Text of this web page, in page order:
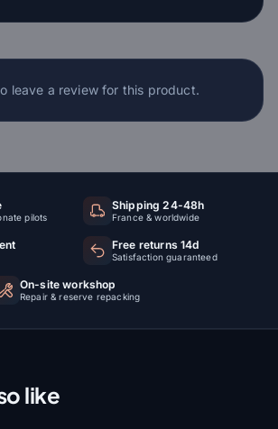
leave a review for this product.
pilots
Shipping 24-48h
France & worldwide
Free returns 14d
Satisfaction guaranteed
On-site workshop
Repair & reserve repacking
like